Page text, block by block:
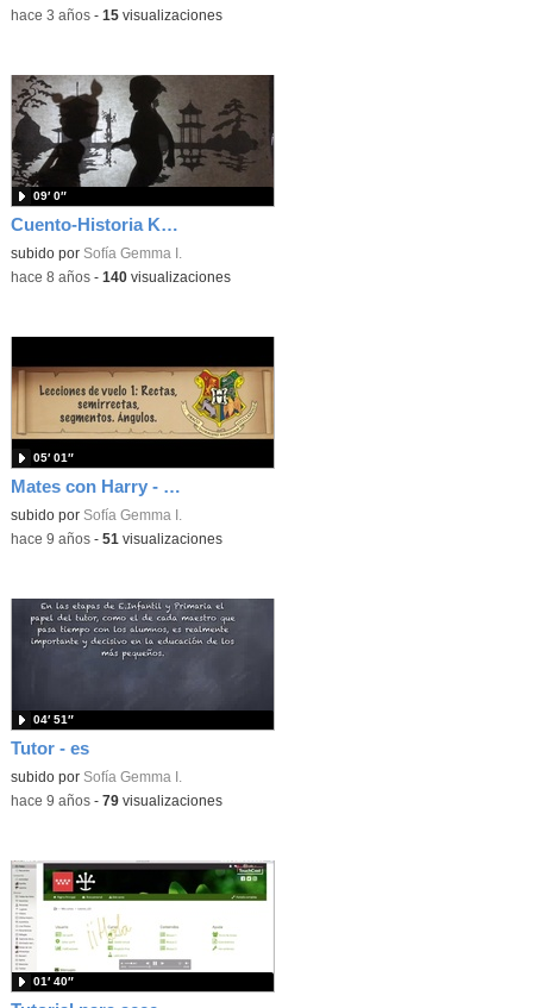
-hace 3 años- 15visualizaciones
Cuento-Historia Karate
subido por Sofía Gemma I.
09′ 0″
-hace 8 años- 140visualizaciones
Mates con Harry - Rectas y Ángulos
subido por Sofía Gemma I.
05′ 01″
-hace 9 años- 51 visualizaciones
Tutor - es
subido por Sofía Gemma I.
04′ 51″
-hace 9 años- 79visualizaciones
01′ 40″